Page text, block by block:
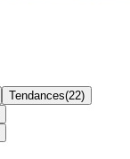
Tendances(22)